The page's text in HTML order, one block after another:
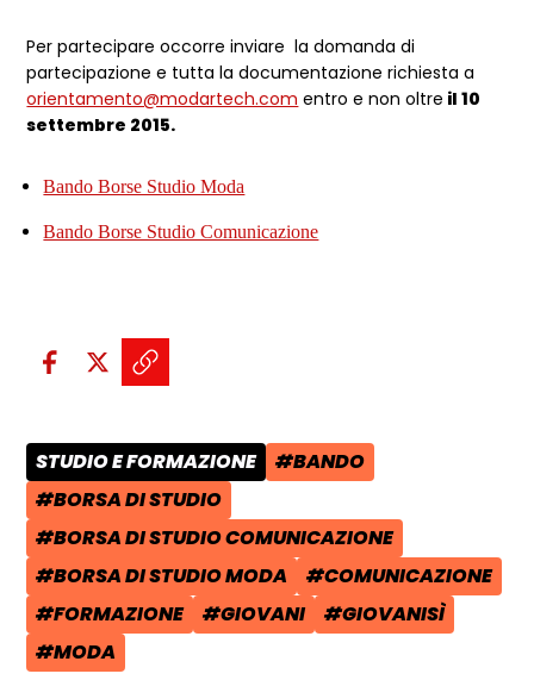
Per partecipare occorre inviare la domanda di
partecipazione e tutta la documentazione richiesta a
orientamento@modartech.com entro e non oltre il 10
settembre 2015.
Bando Borse Studio Moda
Bando Borse Studio Comunicazione
Condividi sui social:
Condividi su Facebook - apre
Condividi su X - apre una
Copia il link e condividi -
CATEGORIA POST:
STUDIO E FORMAZIONE TAG:
#BANDO
TAG:
#BORSA DI STUDIO
TAG:
#BORSA DI STUDIO COMUNICAZIONE
TAG:
#BORSA DI STUDIO MODA TAG:
#COMUNICAZIONE
TAG:
#FORMAZIONE TAG:
#GIOVANI TAG:
#GIOVANISÌ
TAG:
#MODA